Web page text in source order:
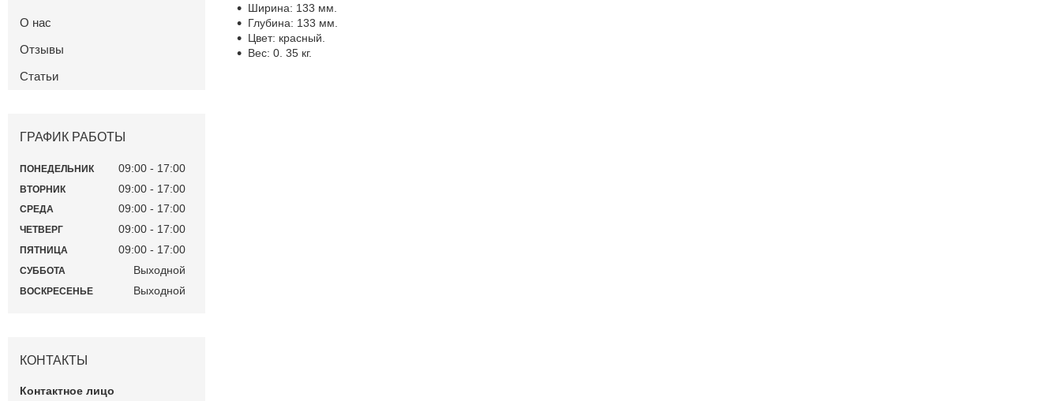
Ширина: 133 мм.
Глубина: 133 мм.
Цвет: красный.
Вес: 0. 35 кг.
О нас
Отзывы
Статьи
ГРАФИК РАБОТЫ
ПОНЕДЕЛЬНИК 09:00 17:00
ВТОРНИК 09:00 17:00
СРЕДА 09:00 17:00
ЧЕТВЕРГ 09:00 17:00
ПЯТНИЦА 09:00 17:00
СУББОТА Выходной
ВОСКРЕСЕНЬЕ Выходной
КОНТАКТЫ